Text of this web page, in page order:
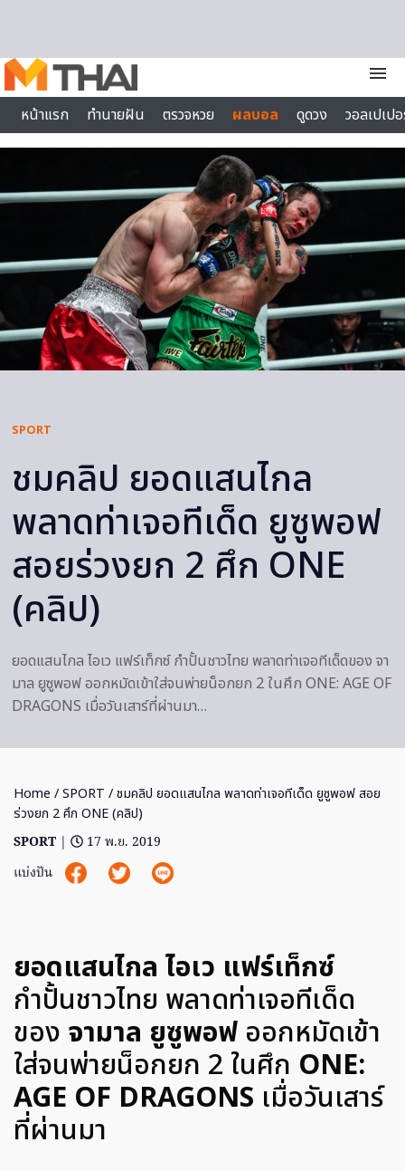
menu
หน้าแรก
ทำนายฝัน ตรวจหวย ผลบอล ดูดวง
วอลเปเป
ไลฟ์สไตล์
SPORT
ชมคลิป ยอดแสนไกล
พลาดท่าเจอทีเด็ด ยูซูพอฟ
สอยร่วงยก 2 ศึก ONE
(คลิป)
ยอดแสนไกล ไอเว แฟร์เท็กซ์ กำปั้นชาวไทย พลาดท่าเจอทีเด็ดของ จา
มาล ยูซูพอฟ ออกหมัดเข้าใส่จนพ่ายน็อกยก 2 ในศึก ONE: AGE OF
DRAGONS เมื่อวันเสาร์ที่ผ่านมา…
Home /SPORT / ชมคลิป ยอดแสนไกล พลาดท่าเจอทีเด็ด ยูซูพอฟ สอย
ร่วงยก 2 ศึก ONE (คลิป)
SPORT |
17 พ.ย. 2019
แบ่งปัน
ยอดแสนไกล ไอเว แฟร์เท็กซ์
กำปั้นชาวไทย พลาดท่าเจอทีเด็ด
ของ จามาล ยูซูพอฟ ออกหมัดเข้า
ใส่จนพ่ายน็อกยก 2 ในศึก ONE:
AGE OF DRAGONS เมื่อวันเสาร์
ที่ผ่านมา